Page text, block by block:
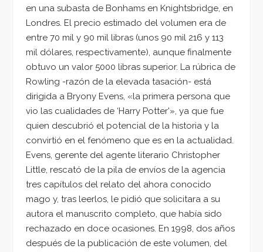
en una subasta de Bonhams en Knightsbridge, en
Londres. El precio estimado del volumen era de
entre 70 mil y 90 mil libras (unos 90 mil 216 y 113
mil dólares, respectivamente), aunque finalmente
obtuvo un valor 5000 libras superior. La rúbrica de
Rowling -razón de la elevada tasación- está
dirigida a Bryony Evens, «la primera persona que
vio las cualidades de ‘Harry Potter'», ya que fue
quien descubrió el potencial de la historia y la
convirtió en el fenómeno que es en la actualidad.
Evens, gerente del agente literario Christopher
Little, rescató de la pila de envíos de la agencia
tres capítulos del relato del ahora conocido
mago y, tras leerlos, le pidió que solicitara a su
autora el manuscrito completo, que había sido
rechazado en doce ocasiones. En 1998, dos años
después de la publicación de este volumen, del